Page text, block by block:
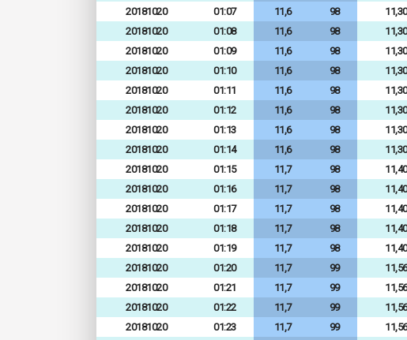
20181020
01:07 11,6 98
20181020
01:08 11,6 98
20181020
01:09 11,6 98
20181020
01:10 11,6 98
20181020
01:11 11,6 98
20181020
01:12 11,6 98
20181020
01:13 11,6 98
20181020
01:14 11,6 98
20181020
01:15 11,7 98
20181020
01:16 11,7 98
20181020
01:17 11,7 98
20181020
01:18 11,7 98
20181020
01:19 11,7 98
20181020
01:20 11,7 99
20181020
01:21 11,7 99
20181020
01:22 11,7 99
20181020
01:23 11,7 99